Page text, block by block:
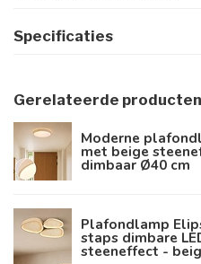
Specificaties
Gerelateerde producten
Moderne
met beige
dimbaar Ø40 cm
Plafondlamp
staps dimbare
steeneffect -